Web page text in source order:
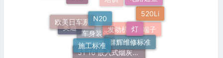
施工标准
51 16 嵌入式烟灰缸托架
群辉维修标准
灯
N20
欧美日车系
奥迪
车身装备发动机电脑端子
520Li
F18
培训